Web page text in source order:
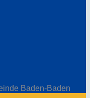
Baden-Baden